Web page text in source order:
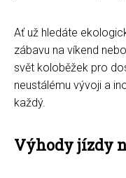
Ať už hledáte
zábavu na víkend
svět koloběžek pro
neustálému vývoji a
každý.
Výhody jízdy